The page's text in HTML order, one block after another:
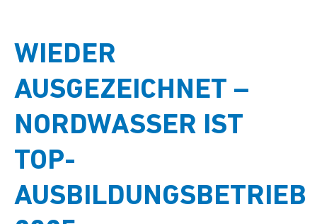
WIEDER
AUSGEZEICHNET –
NORDWASSER IST
TOP-
AUSBILDUNGSBETRIEB